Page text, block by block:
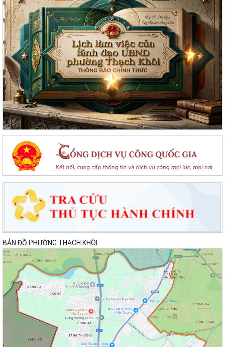
BẢN ĐỒ PHƯỜNG THẠCH KHÔI
Lan toả đạo lý "Uống nước nhớ nguồn" tại Trung tâm Phục vụ hành
chính công phường Thạch Khôi: Hướng...
Nâng cao kỹ năng sử dụng Internet, mạng xã hội an toàn cho trẻ em,
học sinh trên địa bàn thành phố